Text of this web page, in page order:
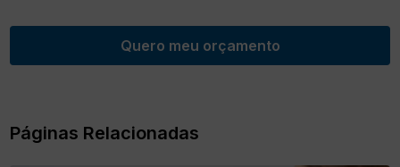
Quero meu orçamento
Páginas Relacionadas